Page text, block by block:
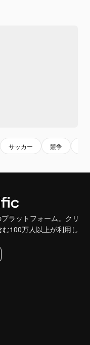
サッカー 競争
ラットフォーム。クリ
100万人以上が利用し